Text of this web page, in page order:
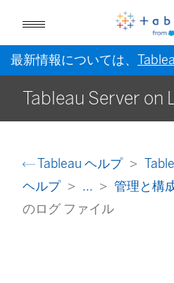
最新情報については、
Tableau Server on
Tableau ヘルプ
ヘルプ
... 管理と構
のログ ファイル